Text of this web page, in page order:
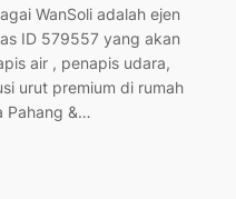
WanSoli adalah ejen
ID 579557 yang akan
air , penapis udara,
urut premium di rumah
Pahang &…